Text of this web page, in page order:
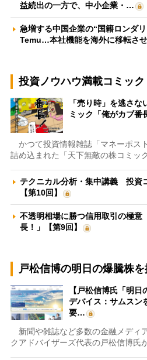
益続出の一方で、中小企業・…
急増する中国企業の“国籍ロンダ
Temu…本社機能を海外に移転さ
投資ノウハウ満載コミック
「売り時」を逃さ
ミック「俺がカブ番
かつて投資情報雑誌「マネーポス
詰め込まれた「天下無敵の株コミッ
テクニカル分析・集中講義 投資
【第10回】
不透明相場に勝つ信用取引の極
長！」【第9回】
戸松信博の明日の爆騰株を
【戸松信博氏「明
デバイス：サムスン
要…
新聞や雑誌など多数の金融メディ
クアドバイザーズ代表の戸松信博氏